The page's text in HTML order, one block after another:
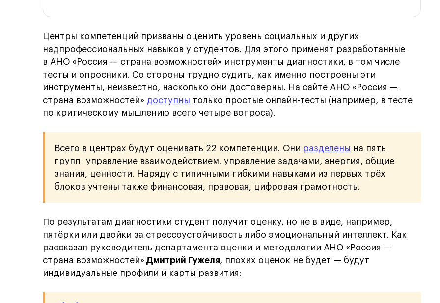
Центры компетенций призваны оценить уровень социальных и других
надпрофессиональных навыков у студентов. Для этого применят разработанные
в АНО «Россия — страна возможностей» инструменты диагностики, в том числе
тесты и опросники. Со стороны трудно судить, как именно построены эти
инструменты, неизвестно, насколько они достоверны. На сайте АНО «Россия —
страна возможностей» доступны только простые онлайн-тесты (например, в тесте
по критическому мышлению всего четыре вопроса).
Всего в центрах будут оценивать 22 компетенции. Они разделены на пять
групп: управление взаимодействием, управление задачами, энергия, общие
знания, ценности. Наряду с типичными гибкими навыками из первых трёх
блоков учтены также финансовая, правовая, цифровая грамотность.
По результатам диагностики студент получит оценку, но не в виде, например,
пятёрки или двойки за стрессоустойчивость либо эмоциональный интеллект. Как
рассказал руководитель департамента оценки и методологии АНО «Россия —
страна возможностей» Дмитрий Гужеля, плохих оценок не будет — будут
индивидуальные профили и карты развития: